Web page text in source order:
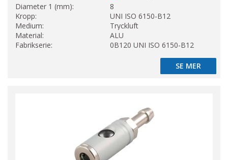
Diameter 1 (mm):
8
Kropp:
UNI ISO 6150-B12
Medium:
Tryckluft
Material:
ALU
Fabrikserie:
0B120 UNI ISO 6150-B12
SE MER
SE MER